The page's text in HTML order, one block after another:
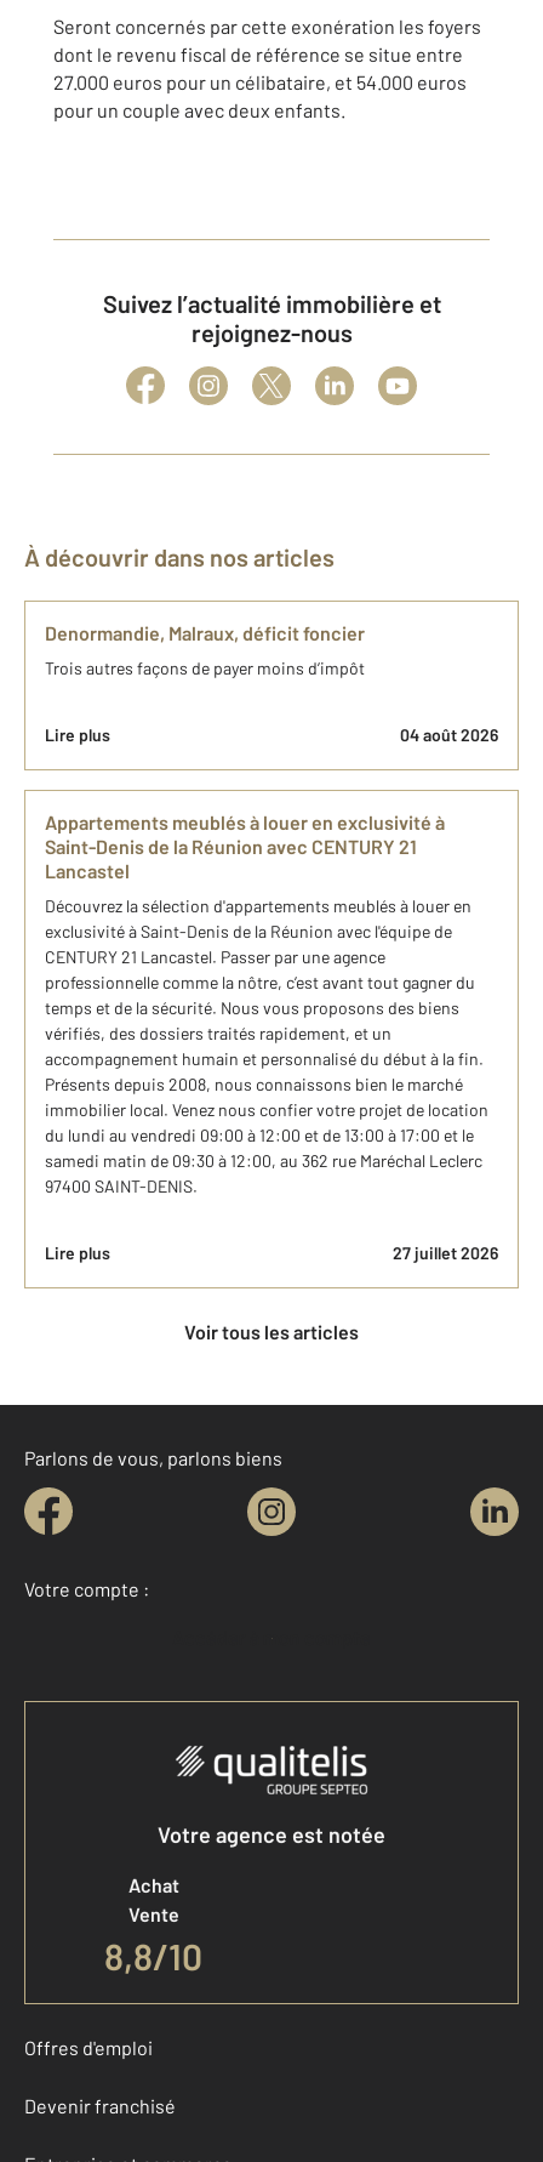
Seront concernés par cette exonération les foyers
dont le revenu fiscal de référence se situe entre
27.000 euros pour un célibataire, et 54.000 euros
pour un couple avec deux enfants.
Suivez l’actualité immobilière et
rejoignez-nous
À découvrir dans nos articles
Denormandie, Malraux, déficit foncier
Trois autres façons de payer moins d’impôt
Lire plus 04 août 2026
​Appartements meublés à louer en exclusivité à
Saint-Denis de la Réunion avec CENTURY 21
Lancastel
​Découvrez la sélection d'appartements meublés à louer en
exclusivité à Saint-Denis de la Réunion avec l'équipe de
CENTURY 21 Lancastel. Passer par une agence
professionnelle comme la nôtre, c’est avant tout gagner du
temps et de la sécurité. Nous vous proposons des biens
vérifiés, des dossiers traités rapidement, et un
accompagnement humain et personnalisé du début à la fin.
Présents depuis 2008, nous connaissons bien le marché
immobilier local. Venez nous confier votre projet de location
du lundi au vendredi 09:00 à 12:00 et de 13:00 à 17:00 et le
samedi matin de 09:30 à 12:00, au 362 rue Maréchal Leclerc
97400 SAINT-DENIS.
Lire plus 27 juillet 2026
Voir tous les articles
Parlons de vous, parlons biens
Votre compte :
Accéder à mon compte
Votre agence est notée
Achat
Vente
8,8/10
Offres d'emploi
Devenir franchisé